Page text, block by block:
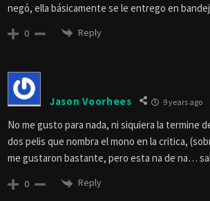
negó, ella básicamente se le entrego en
0 Reply
Jason Voorhees 9 years ago
No me gusto para nada, ni siquiera la termine
dos pelis que nombra el mono en la critica,
me gustaron bastante, pero esta na de na…
0 Reply